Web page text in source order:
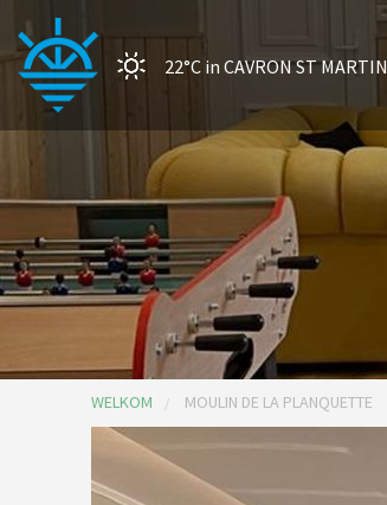
22°C in CAVRON ST MARTIN
WELKOM MOULIN DE LA PLANQUETTE